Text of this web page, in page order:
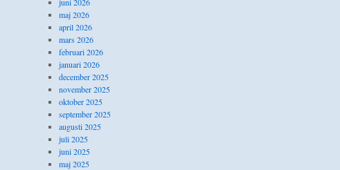
maj 2026
april 2026
mars 2026
februari 2026
januari 2026
december 2025
november 2025
oktober 2025
september 2025
augusti 2025
juli 2025
juni 2025
maj 2025